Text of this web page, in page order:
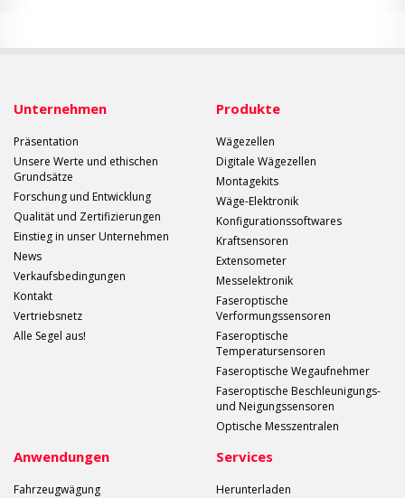
Unternehmen
Präsentation
Unsere Werte und ethischen
Grundsätze
Forschung und Entwicklung
Qualität und Zertifizierungen
Einstieg in unser Unternehmen
News
Verkaufsbedingungen
Kontakt
Vertriebsnetz
Alle Segel aus!
Produkte
Wägezellen
Digitale Wägezellen
Montagekits
Wäge-Elektronik
Konfigurationssoftwares
Kraftsensoren
Extensometer
Messelektronik
Faseroptische
Verformungssensoren
Faseroptische
Temperatursensoren
Faseroptische Wegaufnehmer
Faseroptische Beschleunigungs-
und Neigungssensoren
Optische Messzentralen
Anwendungen
Fahrzeugwägung
Services
Herunterladen